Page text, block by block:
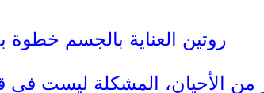
روتين العناية بالجسم